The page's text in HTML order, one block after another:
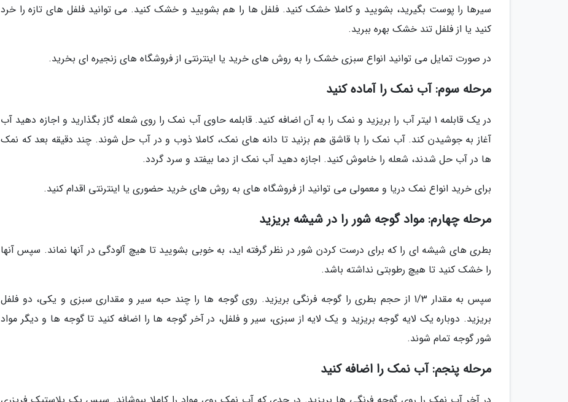
سیرها را پوست بگیرید، بشویید و کاملا خشک کنید. فلفل ها را هم بشویید و خشک کنید. می توانید فلفل های تازه را خرد
کنید یا از فلفل تند خشک بهره ببرید.
در صورت تمایل می توانید انواع سبزی خشک را به روش های خرید یا اینترنتی از فروشگاه های زنجیره ای بخرید.
مرحله سوم: آب نمک را آماده کنید
در یک قابلمه 1 لیتر آب را بریزید و نمک را به آن اضافه کنید. قابلمه حاوی آب نمک را روی شعله گاز بگذارید و اجازه دهید آب
آغاز به جوشیدن کند. آب نمک را با قاشق هم بزنید تا دانه های نمک، کاملا ذوب و در آب حل شوند. چند دقیقه بعد که نمک
ها در آب حل شدند، شعله را خاموش کنید. اجازه دهید آب نمک از دما بیفتد و سرد گردد.
برای خرید انواع نمک دریا و معمولی می توانید از فروشگاه های به روش های خرید حضوری یا اینترنتی اقدام کنید.
مرحله چهارم: مواد گوجه شور را در شیشه بریزید
بطری های شیشه ای را که برای درست کردن شور در نظر گرفته اید، به خوبی بشویید تا هیچ آلودگی در آنها نماند. سپس آنها
را خشک کنید تا هیچ رطوبتی نداشته باشد.
سپس به مقدار 1/3 از حجم بطری را گوجه فرنگی بریزید. روی گوجه ها را چند حبه سیر و مقداری سبزی و یکی، دو فلفل
بریزید. دوباره یک لایه گوجه بریزید و یک لایه از سبزی، سیر و فلفل، در آخر گوجه ها را اضافه کنید تا گوجه ها و دیگر مواد
شور گوجه تمام شوند.
مرحله پنجم: آب نمک را اضافه کنید